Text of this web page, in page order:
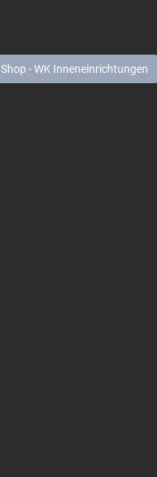
Shop - WK Inneneinrichtungen